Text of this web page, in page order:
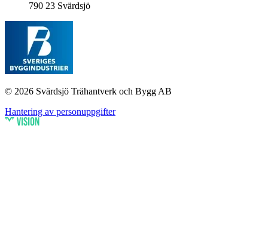
790 23 Svärdsjö
© 2026 Svärdsjö Trähantverk och Bygg AB
Hantering av personuppgifter